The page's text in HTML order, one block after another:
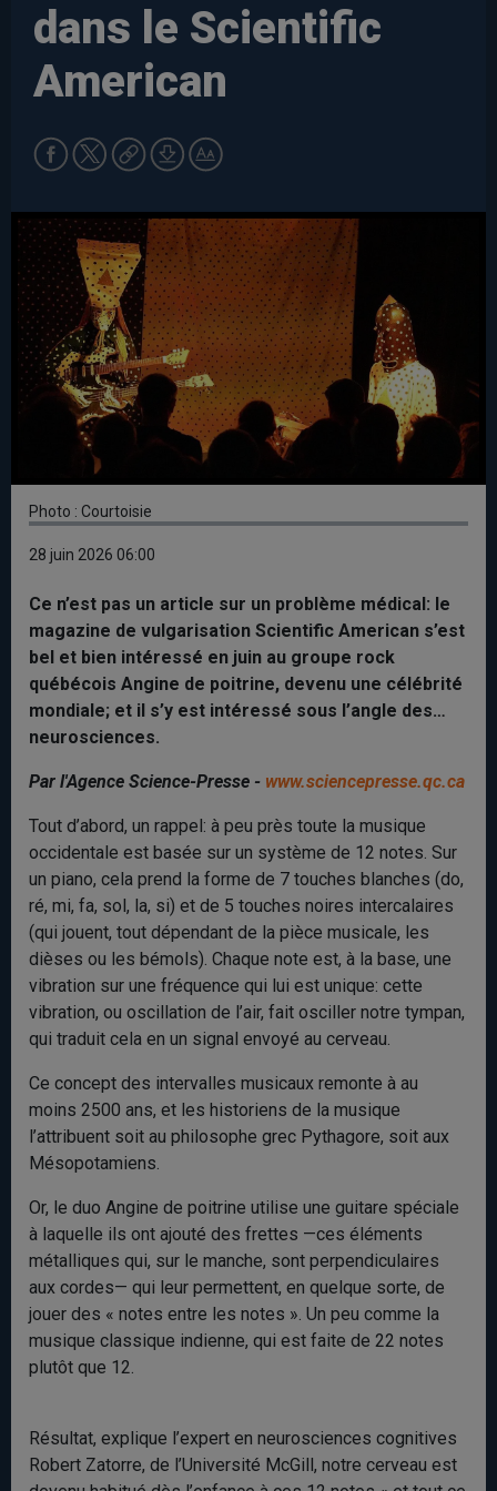
dans le Scientific
American
Photo : Courtoisie
28 juin 2026 06:00
Ce n’est pas un article sur un problème médical: le
magazine de vulgarisation Scientific American s’est
bel et bien intéressé en juin au groupe rock
québécois Angine de poitrine, devenu une célébrité
mondiale; et il s’y est intéressé sous l’angle des…
neurosciences.
Par l'Agence Science-Presse - www.sciencepresse.qc.ca
Tout d’abord, un rappel: à peu près toute la musique
occidentale est basée sur un système de 12 notes. Sur
un piano, cela prend la forme de 7 touches blanches (do,
ré, mi, fa, sol, la, si) et de 5 touches noires intercalaires
(qui jouent, tout dépendant de la pièce musicale, les
dièses ou les bémols). Chaque note est, à la base, une
vibration sur une fréquence qui lui est unique: cette
vibration, ou oscillation de l’air, fait osciller notre tympan,
qui traduit cela en un signal envoyé au cerveau.
Ce concept des intervalles musicaux remonte à au
moins 2500 ans, et les historiens de la musique
l’attribuent soit au philosophe grec Pythagore, soit aux
Mésopotamiens.
Or, le duo Angine de poitrine utilise une guitare spéciale
à laquelle ils ont ajouté des frettes —ces éléments
métalliques qui, sur le manche, sont perpendiculaires
aux cordes— qui leur permettent, en quelque sorte, de
jouer des « notes entre les notes ». Un peu comme la
musique classique indienne, qui est faite de 22 notes
plutôt que 12.
Résultat, explique l’expert en neurosciences cognitives
Robert Zatorre, de l’Université McGill, notre cerveau est